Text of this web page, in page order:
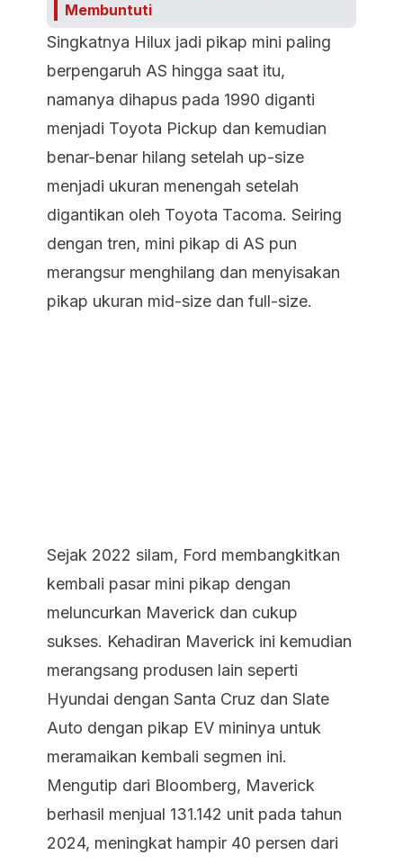
Membuntuti
Singkatnya Hilux jadi pikap mini paling
berpengaruh AS hingga saat itu,
namanya dihapus pada 1990 diganti
menjadi Toyota Pickup dan kemudian
benar-benar hilang setelah up-size
menjadi ukuran menengah setelah
digantikan oleh Toyota Tacoma. Seiring
dengan tren, mini pikap di AS pun
merangsur menghilang dan menyisakan
pikap ukuran mid-size dan full-size.
Sejak 2022 silam, Ford membangkitkan
kembali pasar mini pikap dengan
meluncurkan Maverick dan cukup
sukses. Kehadiran Maverick ini kemudian
merangsang produsen lain seperti
Hyundai dengan Santa Cruz dan Slate
Auto dengan pikap EV mininya untuk
meramaikan kembali segmen ini.
Mengutip dari Bloomberg, Maverick
berhasil menjual 131.142 unit pada tahun
2024, meningkat hampir 40 persen dari